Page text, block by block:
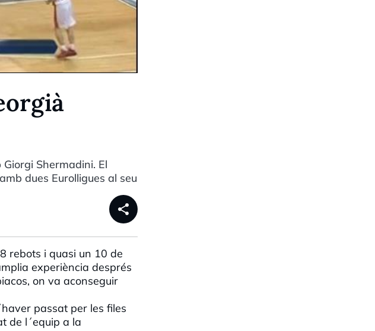
Shermadini. El
dues Eurolligues al seu
share
rebots i quasi un 10 de
experiència després
on va aconseguir
passat per les files
de l´equip a la